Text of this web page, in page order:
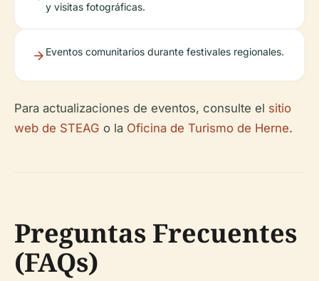
y visitas fotográficas.
Eventos comunitarios durante festivales regionales.
Para actualizaciones de eventos, consulte el sitio
web de STEAG o la Oficina de Turismo de Herne.
Preguntas Frecuentes
(FAQs)